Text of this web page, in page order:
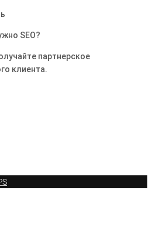
SEO?
партнерское
клиента.